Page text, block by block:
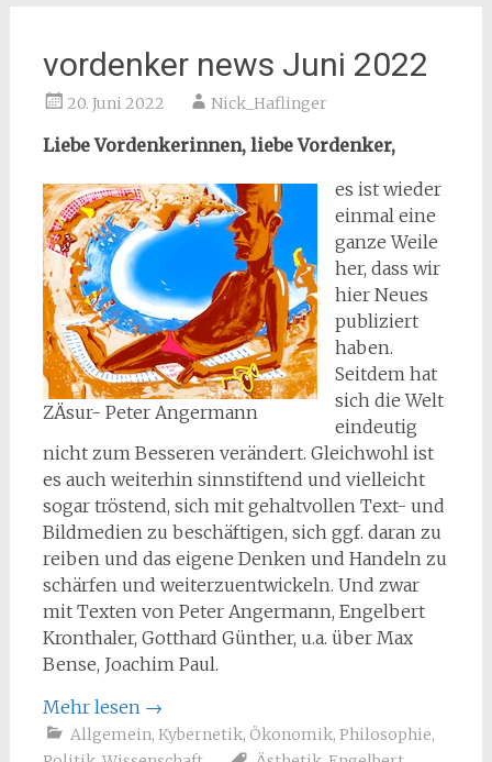
vordenker news Juni 2022
20. Juni 2022 Nick_Haflinger
Liebe Vordenkerinnen, liebe Vordenker,
ZÄsur- Peter Angermann
es ist wieder
einmal eine
ganze Weile
her, dass wir
hier Neues
publiziert
haben.
Seitdem hat
sich die Welt
eindeutig
nicht zum Besseren verändert. Gleichwohl ist
es auch weiterhin sinnstiftend und vielleicht
sogar tröstend, sich mit gehaltvollen Text- und
Bildmedien zu beschäftigen, sich ggf. daran zu
reiben und das eigene Denken und Handeln zu
schärfen und weiterzuentwickeln. Und zwar
mit Texten von Peter Angermann, Engelbert
Kronthaler, Gotthard Günther, u.a. über Max
Bense, Joachim Paul.
Mehr lesen →
Allgemein, Kybernetik, Ökonomik, Philosophie,